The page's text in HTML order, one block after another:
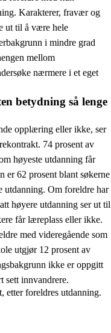
Karakterer, fravær og
ut til å være hele
i mindre grad
mellom
nærmere i et eget
betydning så lenge
opplæring eller ikke, ser
74 prosent av
høyeste utdanning får
er 62 prosent blant søkerne
utdanning. Om foreldre har
høyere utdanning ser ut til
får læreplass eller ikke.
med videregående som
utgjør 12 prosent av
ikke er oppgitt
sett innvandrere.
etter foreldres utdanning.